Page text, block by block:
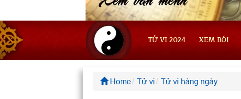
TỬ VI 2024 XEM BÓI
Home Tử vi Tử vi hàng ngày